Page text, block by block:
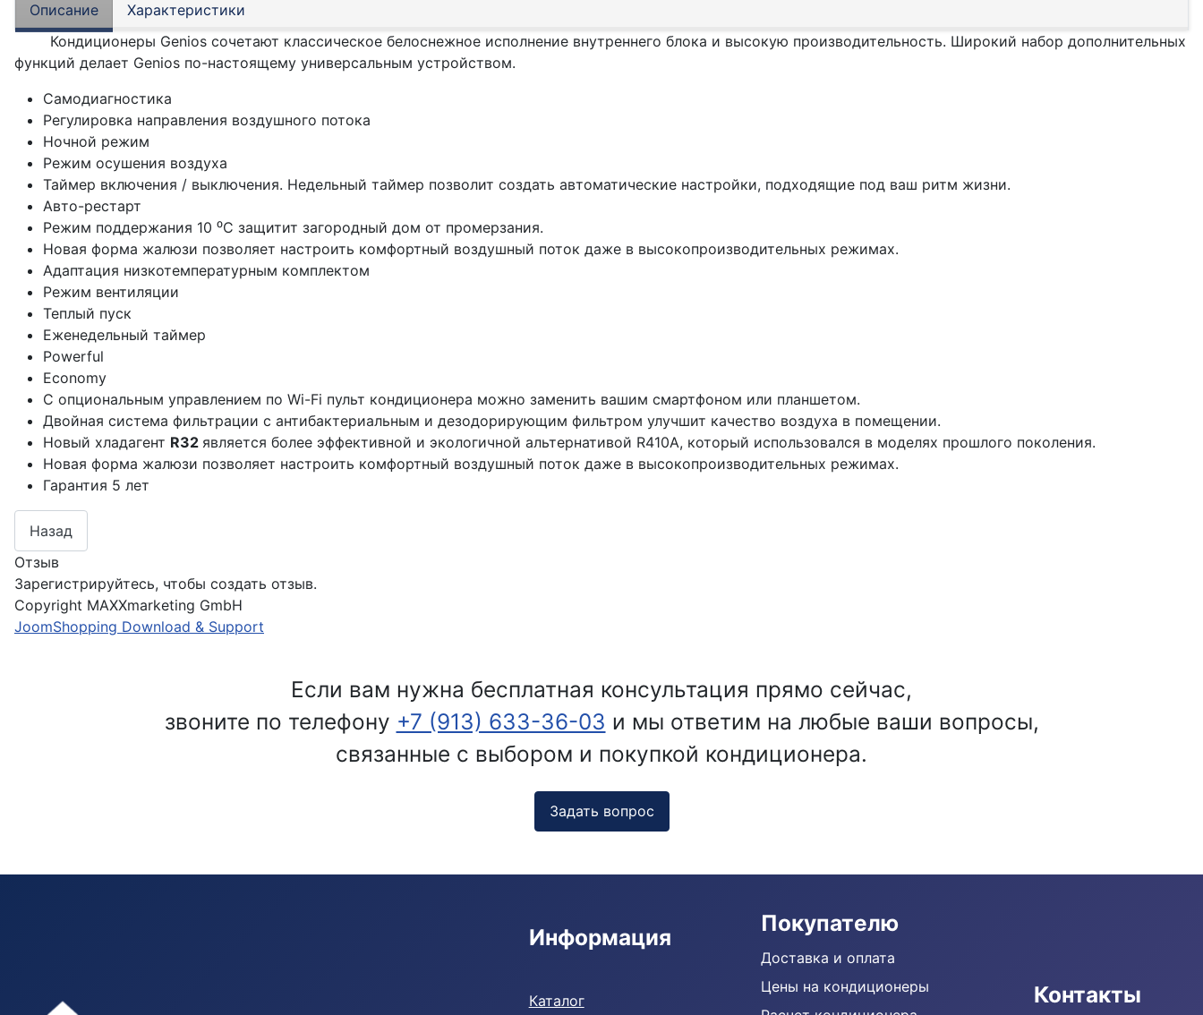
Описание
Характеристики
Кондиционеры Genios сочетают классическое белоснежное исполнение внутреннего блока и высокую производительность. Широкий набор дополнительных
функций делает Genios по-настоящему универсальным устройством.
Самодиагностика
Регулировка направления воздушного потока
Ночной режим
Режим осушения воздуха
Таймер включения / выключения. Недельный таймер позволит создать автоматические настройки, подходящие под ваш ритм жизни.
Авто-рестарт
Режим поддержания 10 ⁰С защитит загородный дом от промерзания.
Новая форма жалюзи позволяет настроить комфортный воздушный поток даже в высокопроизводительных режимах.
Адаптация низкотемпературным комплектом
Режим вентиляции
Теплый пуск
Еженедельный таймер
Powerful
Economy
С опциональным управлением по Wi-Fi пульт кондиционера можно заменить вашим смартфоном или планшетом.
Двойная система фильтрации с антибактериальным и дезодорирующим фильтром улучшит качество воздуха в помещении.
Новый хладагент R32 является более эффективной и экологичной альтернативой R410A, который использовался в моделях прошлого поколения.
Новая форма жалюзи позволяет настроить комфортный воздушный поток даже в высокопроизводительных режимах.
Гарантия 5 лет
Отзыв
Зарегистрируйтесь, чтобы создать отзыв.
Copyright MAXXmarketing GmbH
JoomShopping Download & Support
Если вам нужна бесплатная консультация прямо сейчас,
звоните по телефону +7 (913) 633-36-03 и мы ответим на любые ваши вопросы,
связанные с выбором и покупкой кондиционера.
Задать вопрос
Информация
Каталог
Покупателю
Доставка и оплата
Цены на кондиционеры
Контакты